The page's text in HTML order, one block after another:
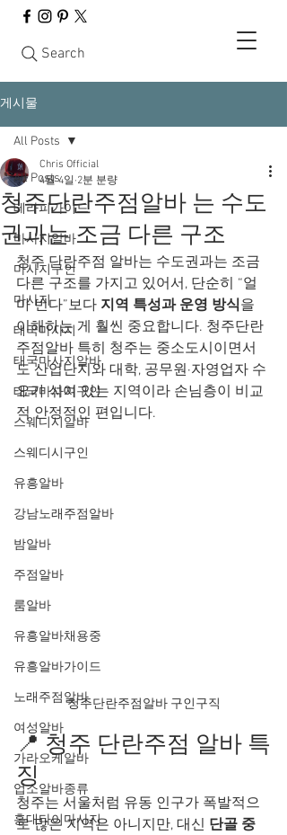
Search
게시물
All Posts
테라피가이드
마사지알바
마사지구인
마사지
태국마사지
태국마사지알바
태국마사지구인
스웨디시알바
스웨디시구인
유흥알바
강남노래주점알바
밤알바
주점알바
룸알바
유흥알바채용중
유흥알바가이드
노래주점알바
여성알바
가라오케알바
업소알바종류
홍대타이마사지
All Posts
청주단란주점알바 는 수도
권과는 조금 다른 구조
Chris Official
4월 4일 2분 분량
청주 단란주점 알바는 수도권과는 조금
다른 구조를 가지고 있어서, 단순히 “얼
마 번다”보다 지역 특성과 운영 방식을
이해하는 게 훨씬 중요합니다. 청주단란
주점알바 특히 청주는 중소도시이면서
도 산업단지와 대학, 공무원·자영업자 수
요가 섞여 있는 지역이라 손님층이 비교
적 안정적인 편입니다.
청주단란주점알바 구인구직
📍 청주 단란주점 알바 특
징
청주는 서울처럼 유동 인구가 폭발적으
로 많은 지역은 아니지만, 대신 단골 중